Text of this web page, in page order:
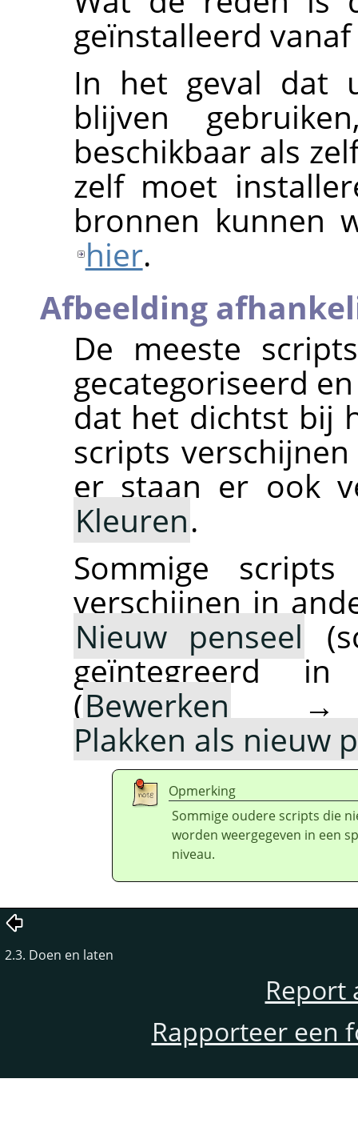
geïnstalleerd vanaf
In het geval dat
blijven
beschikbaar als
zelf moet
bronnen kunnen
hier.
Afbeelding
De meeste
gecategoriseerd
dat het dichtst bij
scripts
er staan er ook
Kleuren.
Sommige
verschijnen in
Nieuw penseel
geïntegreerd
(Bewerken
Plakken als nieuw
Opmerking
Sommige oudere scripts die
worden weergegeven in een
niveau.
2.3. Doen en laten
Report
Rapporteer een